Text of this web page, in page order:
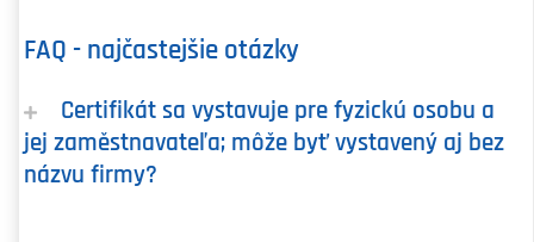
FAQ - najčastejšie otázky
Certifikát sa vystavuje pre fyzickú osobu a
jej zaměstnavateľa; môže byť vystavený aj bez
názvu firmy?